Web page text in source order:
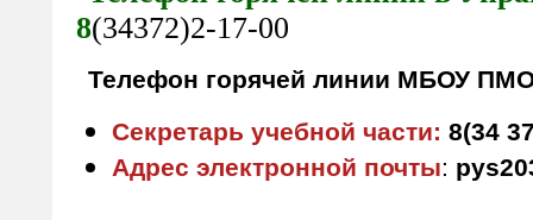
8(34372)2-17-00
Телефон горячей линии МБОУ
Секретарь учебной части: 8(34
Адрес электронной почты: